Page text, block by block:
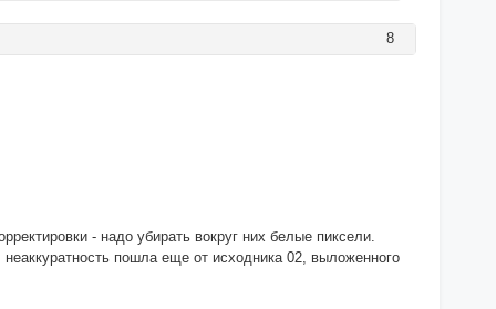
8
- надо убирать вокруг них белые пиксели.
пошла еще от исходника 02, выложенного